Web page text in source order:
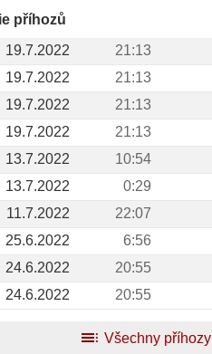
příhozů
19.7.2022
21:13
19.7.2022 21:13
19.7.2022
21:13
19.7.2022 21:13
13.7.2022
10:54
13.7.2022
0:29
11.7.2022
22:07
25.6.2022
6:56
24.6.2022
20:55
24.6.2022 20:55
toc Všechny příhozy